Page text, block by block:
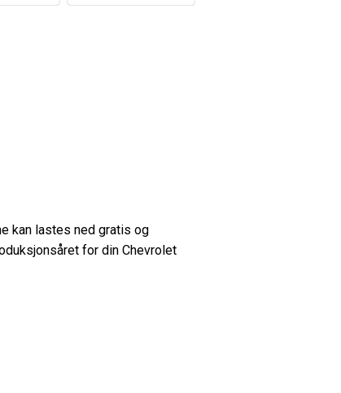
kan lastes ned gratis og
for din Chevrolet